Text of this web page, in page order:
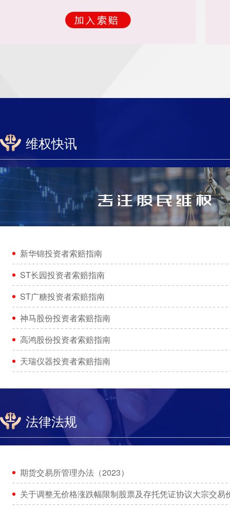
维权快讯
新华锦投资者索赔指南
ST长园投资者索赔指南
ST广糖投资者索赔指南
神马股份投资者索赔指南
高鸿股份投资者索赔指南
天瑞仪器投资者索赔指南
法律法规
期货交易所管理办法（2023）
关于调整无价格涨跌幅限制股票及存托凭证协议大宗交易